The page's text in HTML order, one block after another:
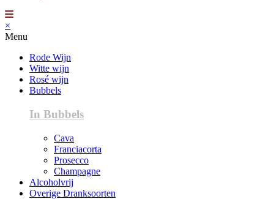
×
Menu
Rode Wijn
Witte wijn
Rosé wijn
Bubbels
In Bubbels
Cava
Franciacorta
Prosecco
Champagne
Alcoholvrij
Overige Dranksoorten